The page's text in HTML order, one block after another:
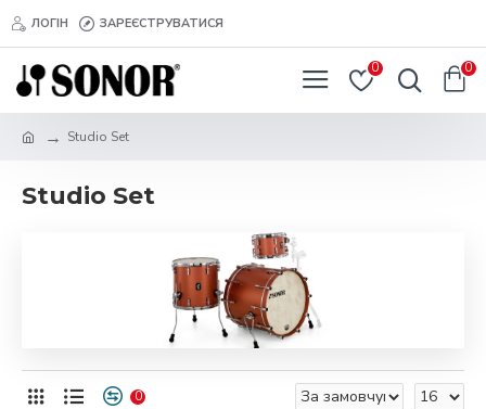
ЛОГІН ЗАРЕЄСТРУВАТИСЯ
0 0
Studio Set
Studio Set
0